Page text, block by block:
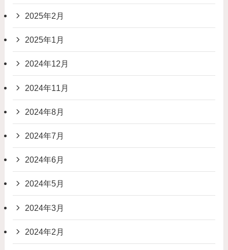
2025年2月
2025年1月
2024年12月
2024年11月
2024年8月
2024年7月
2024年6月
2024年5月
2024年3月
2024年2月